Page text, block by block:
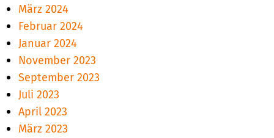
März 2024
Februar 2024
Januar 2024
November 2023
September 2023
Juli 2023
April 2023
März 2023